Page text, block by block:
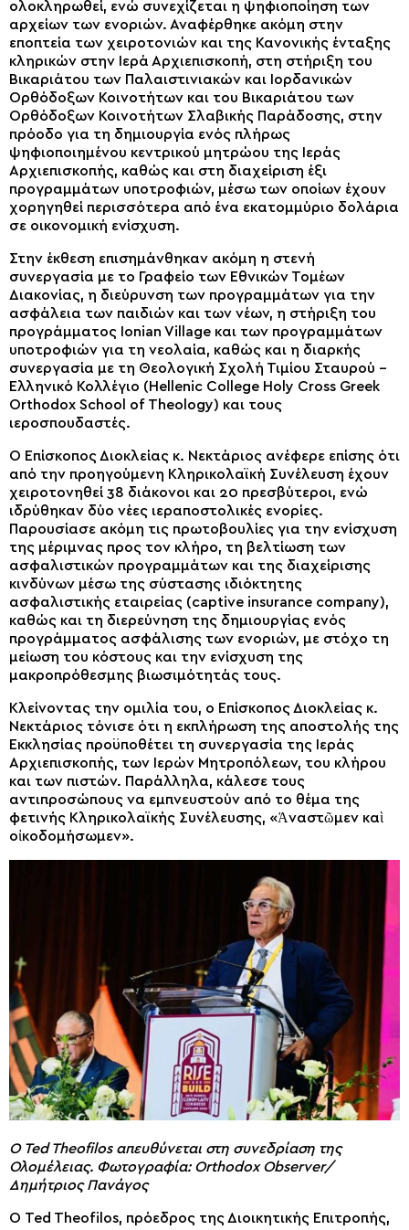
ολοκληρωθεί, ενώ συνεχίζεται η ψηφιοποίηση των
αρχείων των ενοριών. Αναφέρθηκε ακόμη στην
εποπτεία των χειροτονιών και της Κανονικής ένταξης
κληρικών στην Ιερά Αρχιεπισκοπή, στη στήριξη του
Βικαριάτου των Παλαιστινιακών και Ιορδανικών
Ορθόδοξων Κοινοτήτων και του Βικαριάτου των
Ορθόδοξων Κοινοτήτων Σλαβικής Παράδοσης, στην
πρόοδο για τη δημιουργία ενός πλήρως
ψηφιοποιημένου κεντρικού μητρώου της Ιεράς
Αρχιεπισκοπής, καθώς και στη διαχείριση έξι
προγραμμάτων υποτροφιών, μέσω των οποίων έχουν
χορηγηθεί περισσότερα από ένα εκατομμύριο δολάρια
σε οικονομική ενίσχυση.
Στην έκθεση επισημάνθηκαν ακόμη η στενή
συνεργασία με το Γραφείο των Εθνικών Τομέων
Διακονίας, η διεύρυνση των προγραμμάτων για την
ασφάλεια των παιδιών και των νέων, η στήριξη του
προγράμματος Ionian Village και των προγραμμάτων
υποτροφιών για τη νεολαία, καθώς και η διαρκής
συνεργασία με τη Θεολογική Σχολή Τιμίου Σταυρού –
Ελληνικό Κολλέγιο (Hellenic College Holy Cross Greek
Orthodox School of Theology) και τους
ιεροσπουδαστές.
Ο Επίσκοπος Διοκλείας κ. Νεκτάριος ανέφερε επίσης ότι
από την προηγούμενη Κληρικολαϊκή Συνέλευση έχουν
χειροτονηθεί 38 διάκονοι και 20 πρεσβύτεροι, ενώ
ιδρύθηκαν δύο νέες ιεραποστολικές ενορίες.
Παρουσίασε ακόμη τις πρωτοβουλίες για την ενίσχυση
της μέριμνας προς τον κλήρο, τη βελτίωση των
ασφαλιστικών προγραμμάτων και της διαχείρισης
κινδύνων μέσω της σύστασης ιδιόκτητης
ασφαλιστικής εταιρείας (captive insurance company),
καθώς και τη διερεύνηση της δημιουργίας ενός
προγράμματος ασφάλισης των ενοριών, με στόχο τη
μείωση του κόστους και την ενίσχυση της
μακροπρόθεσμης βιωσιμότητάς τους.
Κλείνοντας την ομιλία του, ο Επίσκοπος Διοκλείας κ.
Νεκτάριος τόνισε ότι η εκπλήρωση της αποστολής της
Εκκλησίας προϋποθέτει τη συνεργασία της Ιεράς
Αρχιεπισκοπής, των Ιερών Μητροπόλεων, του κλήρου
και των πιστών. Παράλληλα, κάλεσε τους
αντιπροσώπους να εμπνευστούν από το θέμα της
φετινής Κληρικολαϊκής Συνέλευσης, «Ἀναστῶμεν καὶ
οἰκοδομήσωμεν».
Ο Ted Theofilos απευθύνεται στη συνεδρίαση της
Ολομέλειας. Φωτογραφία: Orthodox Observer/
Δημήτριος Πανάγος
Ο Ted Theofilos, πρόεδρος της Διοικητικής Επιτροπής,